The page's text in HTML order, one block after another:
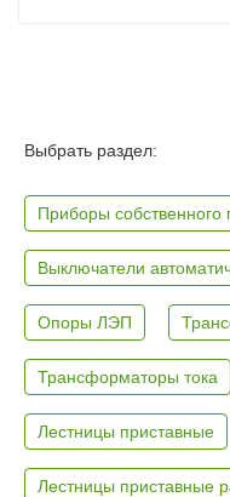
Выбрать раздел:
Приборы
Выключатели
Опоры ЛЭП
Трансформаторы тока
Лестницы приставные
Лестницы приставные